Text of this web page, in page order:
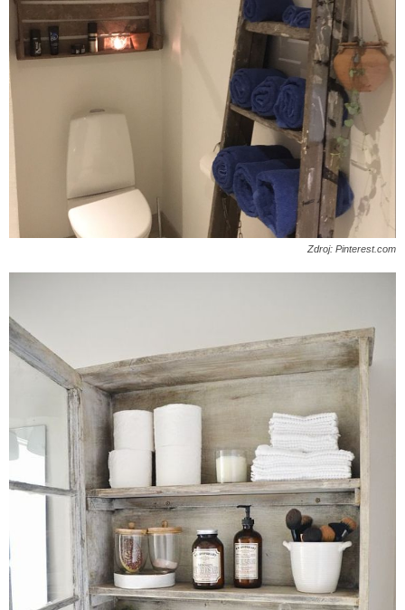
Zdroj: Pinterest.com